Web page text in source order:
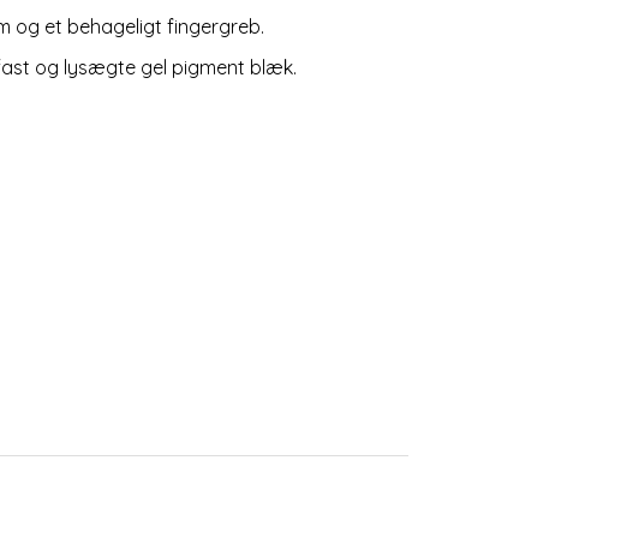
og et behageligt fingergreb.
og lysægte gel pigment blæk.